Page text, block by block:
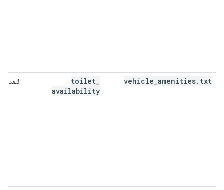
vehicle amenities. txt
toilet
availability
التعداد